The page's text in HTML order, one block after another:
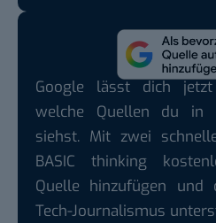
Google lässt dich
welche Quellen du in
siehst. Mit zwei
BASIC thinking
Quelle hinzufügen und
Tech-Journalismus